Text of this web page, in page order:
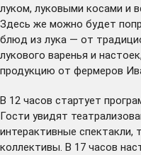
луком, луковыми косами и
Здесь же можно будет
блюд из лука — от
лукового варенья и
продукцию от фермеров
В 12 часов стартует
Гости увидят
интерактивные
коллективы. В 17 часов